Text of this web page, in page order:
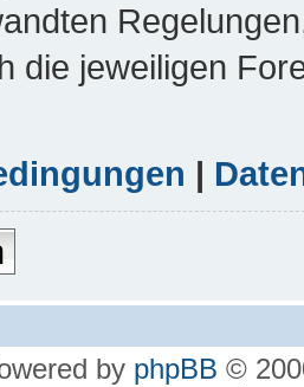
die jeweiligen
|
by phpBB ©